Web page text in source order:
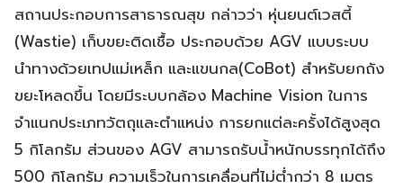
สถานประกอบการสาธารณสุข กล่าวว่า หุ่นยนต์เวสตี้
(Wastie) เก็บขยะติดเชื้อ ประกอบด้วย AGV แบบระบบ
นำทางด้วยเทปแม่เหล็ก และแขนกล(CoBot) สำหรับยกถัง
ขยะโหลดขึ้น โดยมีระบบกล้อง Machine Vision ในการ
จำแนกประเภทวัตถุและตำแหน่ง การยกแต่ละครั้งได้สูงสุด
5 กิโลกรัม ส่วนของ AGV สามารถรับน้ำหนักบรรทุกได้ถึง
500 กิโลกรัม ความเร็วในการเคลื่อนที่ไม่ต่ำกว่า 8 เมตร